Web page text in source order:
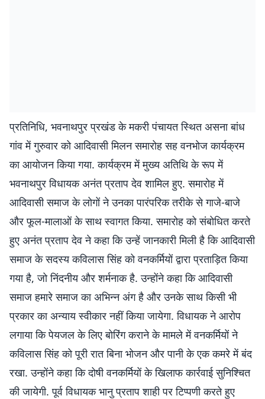
प्रतिनिधि, भवनाथपुर प्रखंड के मकरी पंचायत स्थित असना बांध
गांव में गुरुवार को आदिवासी मिलन समारोह सह वनभोज कार्यक्रम
का आयोजन किया गया. कार्यक्रम में मुख्य अतिथि के रूप में
भवनाथपुर विधायक अनंत प्रताप देव शामिल हुए. समारोह में
आदिवासी समाज के लोगों ने उनका पारंपरिक तरीके से गाजे-बाजे
और फूल-मालाओं के साथ स्वागत किया. समारोह को संबोधित करते
हुए अनंत प्रताप देव ने कहा कि उन्हें जानकारी मिली है कि आदिवासी
समाज के सदस्य कविलास सिंह को वनकर्मियों द्वारा प्रताड़ित किया
गया है, जो निंदनीय और शर्मनाक है. उन्होंने कहा कि आदिवासी
समाज हमारे समाज का अभिन्न अंग है और उनके साथ किसी भी
प्रकार का अन्याय स्वीकार नहीं किया जायेगा. विधायक ने आरोप
लगाया कि पेयजल के लिए बोरिंग कराने के मामले में वनकर्मियों ने
कविलास सिंह को पूरी रात बिना भोजन और पानी के एक कमरे में बंद
रखा. उन्होंने कहा कि दोषी वनकर्मियों के खिलाफ कार्रवाई सुनिश्चित
की जायेगी. पूर्व विधायक भानु प्रताप शाही पर टिप्पणी करते हुए